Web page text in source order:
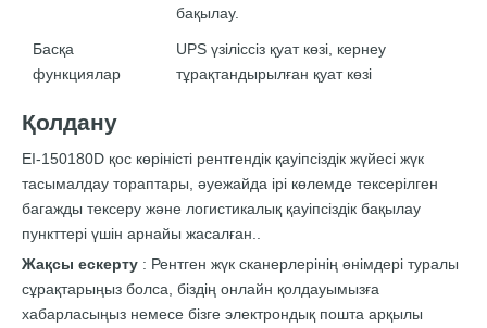
бақылау.
Басқа
функциялар
UPS үзіліссіз қуат көзі, кернеу
тұрақтандырылған қуат көзі
Қолдану
EI-150180D қос көріністі рентгендік қауіпсіздік жүйесі жүк
тасымалдау тораптары, әуежайда ірі көлемде тексерілген
багажды тексеру және логистикалық қауіпсіздік бақылау
пункттері үшін арнайы жасалған.
Жақсы ескерту : Рентген жүк сканерлерінің өнімдері туралы
сұрақтарыңыз болса, біздің онлайн қолдауымызға
хабарласыңыз немесе бізге электрондық пошта арқылы